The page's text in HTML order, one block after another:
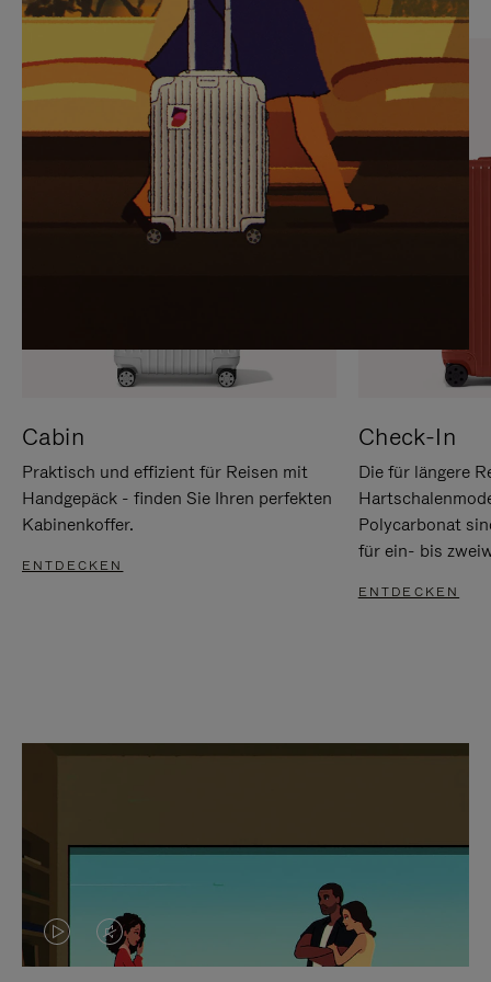
SIE,
UM
ANZUHALTEN
AUFHEBEN
DER
STUMMSCHALTUNG
Cabin
Praktisch und effizient für Reisen mit
Handgepäck - finden Sie Ihren perfekten
Kabinenkoffer.
ENTDECKEN
Check-In
Die für längere
Polycarbonat
für ein- bis
ENTDECKEN
DASVIDEO